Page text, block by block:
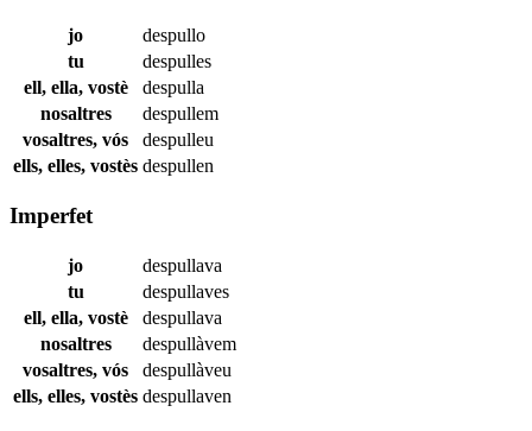
jo
despullo
tu
despulles
ell, ella, vostè
despulla
nosaltres
despullem
vosaltres, vós
despulleu
ells, elles, vostès despullen
Imperfet
jo
despullava
tu
despullaves
ell, ella, vostè
despullava
nosaltres
despullàvem
vosaltres, vós
despullàveu
ells, elles, vostès despullaven